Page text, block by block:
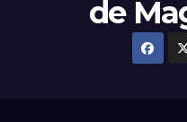
de